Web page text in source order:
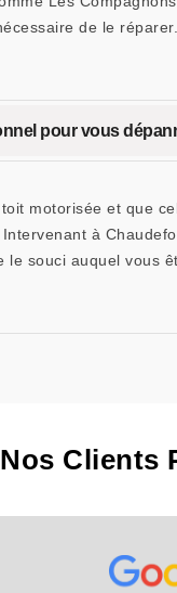
de le
pour vous
motorisée et que
à
souci auquel vous
Nos Clients